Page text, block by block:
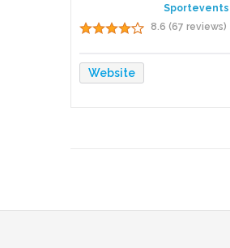
Sportevents
8.6 (67 reviews)
Website